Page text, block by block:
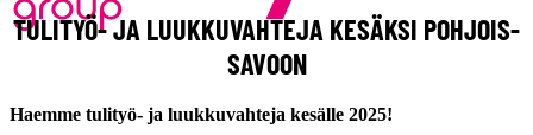
TULITYÖ- JA LUUKKUVAHTEJA KESÄKSI POHJOIS-
SAVOON
Haemme tulityö- ja luukkuvahteja kesälle 2025!